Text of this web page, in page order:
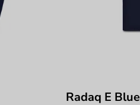
Radaq E Blue